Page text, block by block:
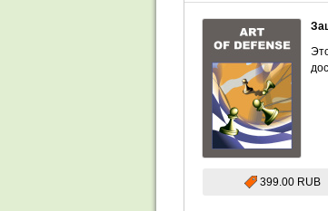
399.00 RUB